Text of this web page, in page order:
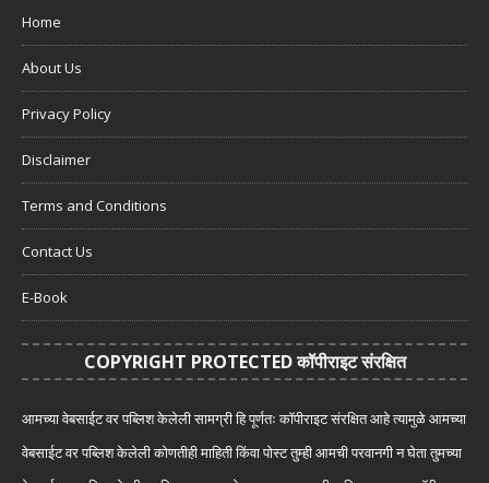
Home
About Us
Privacy Policy
Disclaimer
Terms and Conditions
Contact Us
E-Book
COPYRIGHT PROTECTED कॉपीराइट संरक्षित
आमच्या वेबसाईट वर पब्लिश केलेली सामग्री हि पूर्णतः कॉपीराइट संरक्षित आहे त्यामुळे आमच्या
वेबसाईट वर पब्लिश केलेली कोणतीही माहिती किंवा पोस्ट तुम्ही आमची परवानगी न घेता तुमच्या